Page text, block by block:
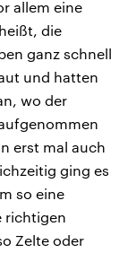
allem eine
die
ganz schnell
und hatten
wo der
erst mal auch
ging es
so eine
richtigen
Zelte oder